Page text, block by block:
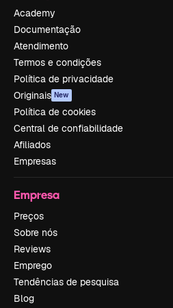
Academy
Documentação
Atendimento
Termos e condições
Política de privacidade
Originais New
Política de cookies
Central de confiabilidade
Afiliados
Empresas
Empresa
Preços
Sobre nós
Reviews
Emprego
Tendências de pesquisa
Blog